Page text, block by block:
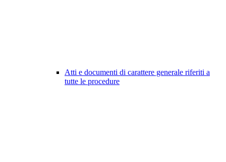
Atti e documenti di carattere generale riferiti a
tutte le procedure